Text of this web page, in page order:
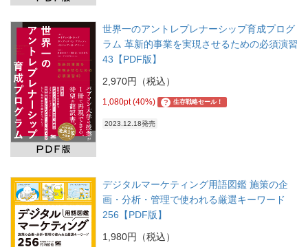
世界一のアントレプレナーシップ育成プログ
ラム 革新的事業を実現させるための必須演習
43【PDF版】
2,970円（税込）
1,080pt (40%) ? 生存戦略セール！
2023.12.18発売
デジタルマーケティング用語図鑑 施策の企
画・分析・管理で使われる厳選キーワード
256【PDF版】
1,980円（税込）